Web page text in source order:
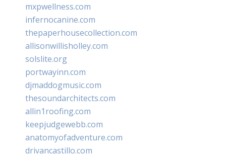
mxpwellness.com
infernocanine.com
thepaperhousecollection.com
allisonwillisholley.com
solslite.org
portwayinn.com
djmaddogmusic.com
thesoundarchitects.com
allin1roofing.com
keepjudgewebb.com
anatomyofadventure.com
drivancastillo.com